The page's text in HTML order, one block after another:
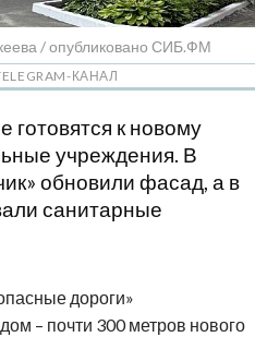
/ опубликовано СИБ.ФМ
КАНАЛ
к новому
учреждения. В
обновили фасад, а в
санитарные
дороги»
– почти 300 метров нового